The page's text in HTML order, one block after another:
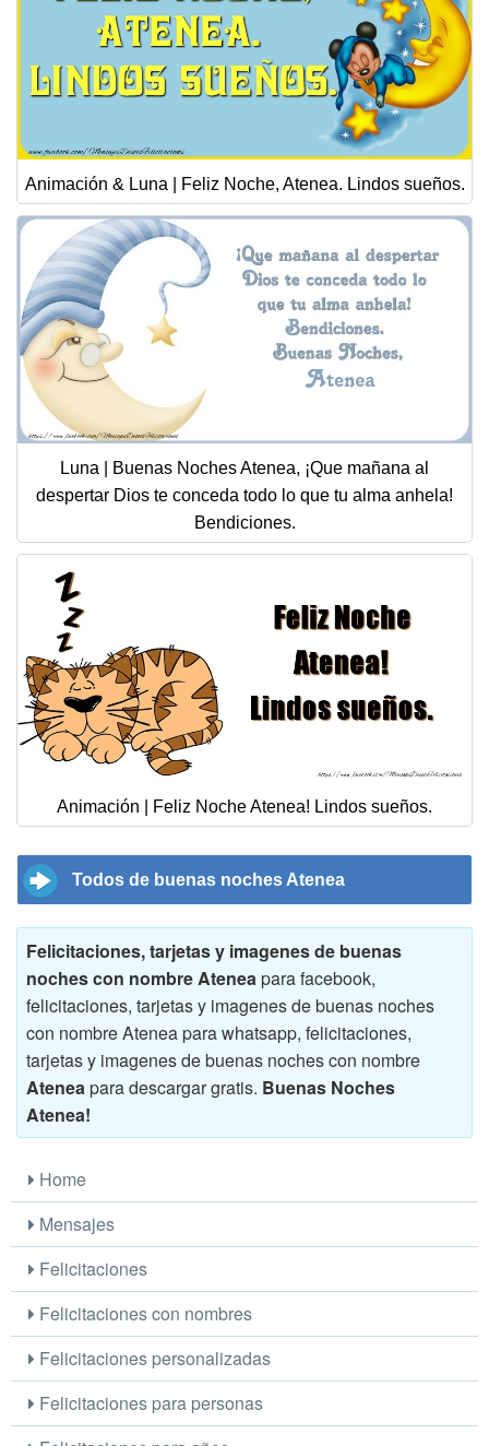
Animación & Luna | Feliz Noche, Atenea. Lindos sueños.
Luna | Buenas Noches Atenea, ¡Que mañana al
despertar Dios te conceda todo lo que tu alma anhela!
Bendiciones.
Animación | Feliz Noche Atenea! Lindos sueños.
Todos de buenas noches Atenea
Felicitaciones, tarjetas y imagenes de buenas
noches con nombre Ateneapara facebook,
felicitaciones, tarjetas y imagenes de buenas noches
con nombre Atenea para whatsapp, felicitaciones,
tarjetas y imagenes de buenas noches con nombre
Ateneapara descargar gratis. Buenas Noches
Atenea!
Home
Mensajes
Felicitaciones
Felicitaciones con nombres
Felicitaciones personalizadas
Felicitaciones para personas